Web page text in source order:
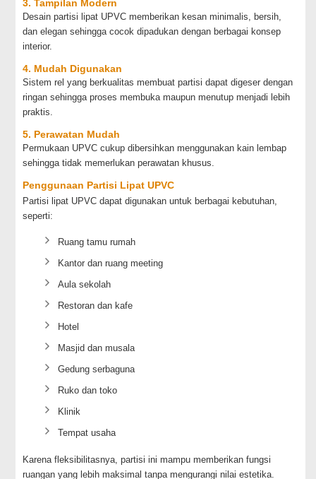
3. Tampilan Modern
Desain partisi lipat UPVC memberikan kesan minimalis, bersih,
dan elegan sehingga cocok dipadukan dengan berbagai konsep
interior.
4. Mudah Digunakan
Sistem rel yang berkualitas membuat partisi dapat digeser dengan
ringan sehingga proses membuka maupun menutup menjadi lebih
praktis.
5. Perawatan Mudah
Permukaan UPVC cukup dibersihkan menggunakan kain lembap
sehingga tidak memerlukan perawatan khusus.
Penggunaan Partisi Lipat UPVC
Partisi lipat UPVC dapat digunakan untuk berbagai kebutuhan,
seperti:
Ruang tamu rumah
Kantor dan ruang meeting
Aula sekolah
Restoran dan kafe
Hotel
Masjid dan musala
Gedung serbaguna
Ruko dan toko
Klinik
Tempat usaha
Karena fleksibilitasnya, partisi ini mampu memberikan fungsi
ruangan yang lebih maksimal tanpa mengurangi nilai estetika.